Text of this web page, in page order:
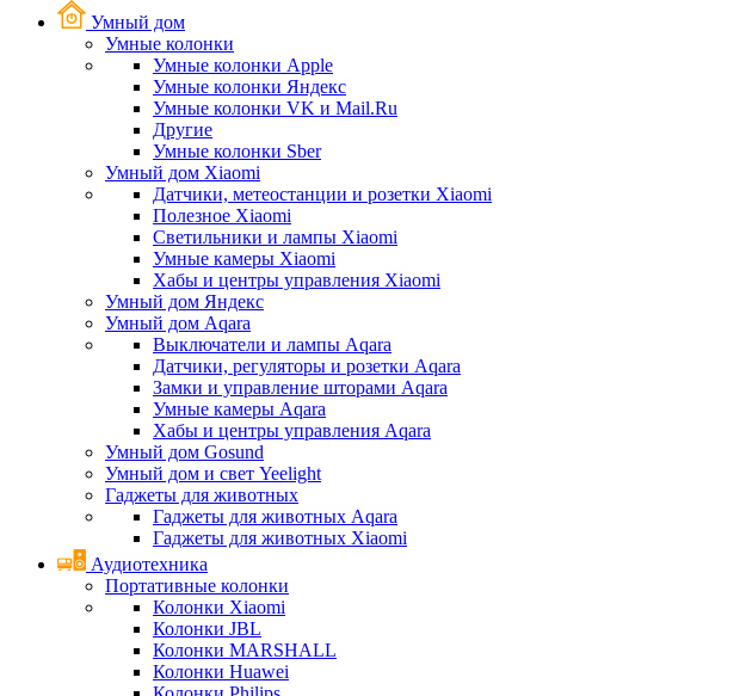
Умный дом
Умные колонки
Умные колонки Apple
Умные колонки Яндекс
Умные колонки VK и Mail.Ru
Другие
Умные колонки Sber
Умный дом Xiaomi
Датчики, метеостанции и розетки Xiaomi
Полезное Xiaomi
Светильники и лампы Xiaomi
Умные камеры Xiaomi
Хабы и центры управления Xiaomi
Умный дом Яндекс
Умный дом Aqara
Выключатели и лампы Aqara
Датчики, регуляторы и розетки Aqara
Замки и управление шторами Aqara
Умные камеры Aqara
Хабы и центры управления Aqara
Умный дом Gosund
Умный дом и свет Yeelight
Гаджеты для животных
Гаджеты для животных Aqara
Гаджеты для животных Xiaomi
Аудиотехника
Портативные колонки
Колонки Xiaomi
Колонки JBL
Колонки MARSHALL
Колонки Huawei